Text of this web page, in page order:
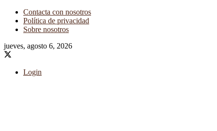
Contacta con nosotros
Política de privacidad
Sobre nosotros
jueves, agosto 6, 2026
Login